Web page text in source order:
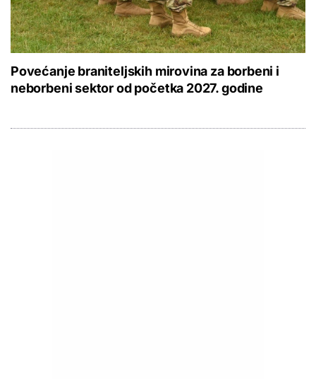
Povećanje braniteljskih mirovina za borbeni i
neborbeni sektor od početka 2027. godine